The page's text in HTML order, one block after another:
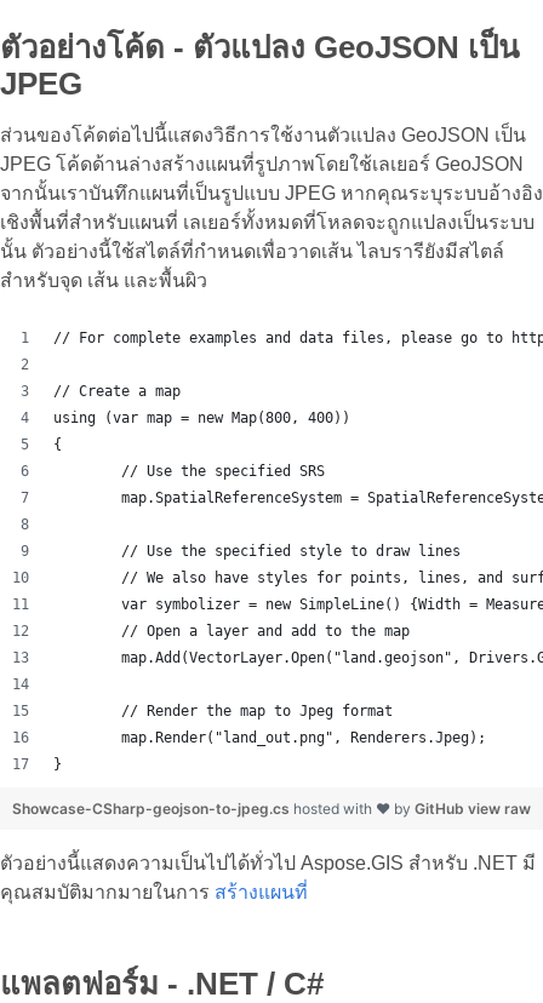
ตัวอย่างโค้ด - ตัวแปลง GeoJSON เป็น
JPEG
ส่วนของโค้ดต่อไปนี้แสดงวิธีการใช้งานตัวแปลง GeoJSON เป็น
JPEG โค้ดด้านล่างสร้างแผนที่รูปภาพโดยใช้เลเยอร์ GeoJSON
จากนั้นเราบันทึกแผนที่เป็นรูปแบบ JPEG หากคุณระบุระบบอ้างอิง
เชิงพื้นที่สำหรับแผนที่ เลเยอร์ทั้งหมดที่โหลดจะถูกแปลงเป็นระบบ
นั้น ตัวอย่างนี้ใช้สไตล์ที่กำหนดเพื่อวาดเส้น ไลบรารียังมีสไตล์
สำหรับจุด เส้น และพื้นผิว
// For complete examples and data files, please go to
// Create a map
using (var map = new Map(800, 400))
{
	// Use the specified SRS
map.SpatialReferenceSystem =
	// Use the specified style to draw lines
// We also have styles for points, lines, and
var symbolizer = new SimpleLine() {Width =
	// Open a layer and add to the map
map.Add(VectorLayer.Open("land.geojson",
	// Render the map to Jpeg format
	map.Render("land_out.png", Renderers.Jpeg);
}
view raw
Showcase-CSharp-geojson-to-jpeg.cs hosted with ❤ by GitHub
ตัวอย่างนี้แสดงความเป็นไปได้ทั่วไป Aspose.GIS สำหรับ .NET มี
คุณสมบัติมากมายในการ สร้างแผนที่
แพลตฟอร์ม - .NET / C#